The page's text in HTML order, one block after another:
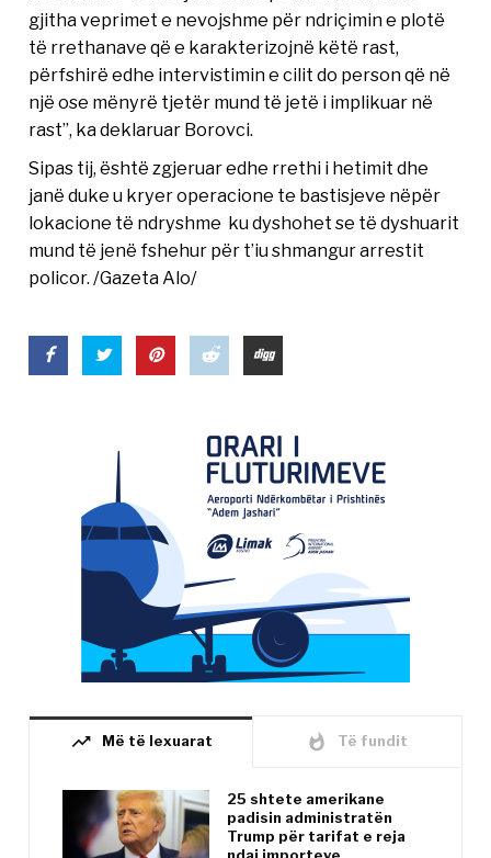
gjitha veprimet e nevojshme për ndriçimin e plotë
të rrethanave që e karakterizojnë këtë rast,
përfshirë edhe intervistimin e cilit do person që në
një ose mënyrë tjetër mund të jetë i implikuar në
rast”, ka deklaruar Borovci.
Sipas tij, është zgjeruar edhe rrethi i hetimit dhe
janë duke u kryer operacione te bastisjeve nëpër
lokacione të ndryshme ku dyshohet se të dyshuarit
mund të jenë fshehur për t’iu shmangur arrestit
policor. /Gazeta Alo/
trending_up Më të lexuarat whatshot Të fundit
25 shtete amerikane
padisin administratën
Trump për tarifat e reja
ndaj importeve